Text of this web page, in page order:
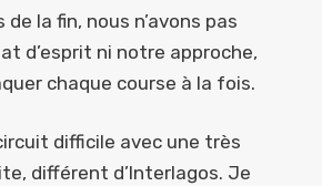
la fin, nous n’avons pas
d’esprit ni notre approche,
chaque course à la fois.
difficile avec une très
différent d’Interlagos. Je